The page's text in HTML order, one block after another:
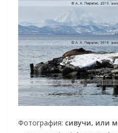
Фотография: сивучи, или